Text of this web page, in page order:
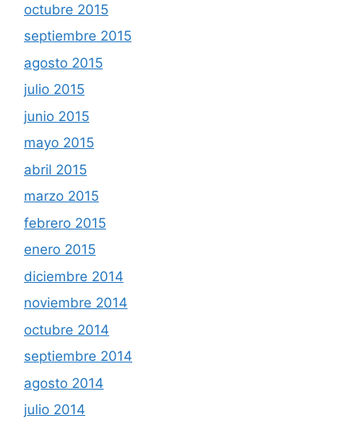
octubre 2015
septiembre 2015
agosto 2015
julio 2015
junio 2015
mayo 2015
abril 2015
marzo 2015
febrero 2015
enero 2015
diciembre 2014
noviembre 2014
octubre 2014
septiembre 2014
agosto 2014
julio 2014